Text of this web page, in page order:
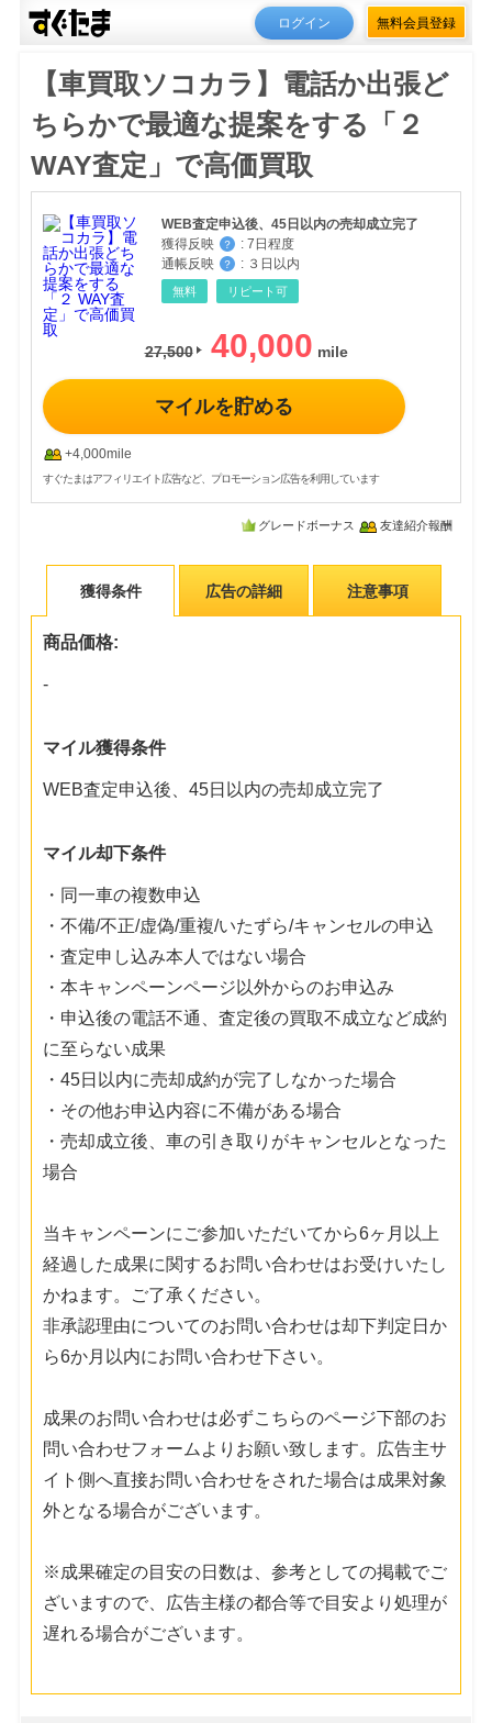
ログイン 無料会員登録
【車買取ソコカラ】電話か出張ど
ちらかで最適な提案をする「２
WAY査定」で高価買取
WEB査定申込後、45日以内の売却成立完了
獲得反映
？ : 7日程度
通帳反映
？ : ３日以内
無料 リピート可
27,500 40,000
マイルを貯める
+4,000mile
すぐたまはアフィリエイト広告など、プロモーション広告を利用しています
グレードボーナス 友達紹介報酬
獲得条件 広告の詳細 注意事項
商品価格:
-
マイル獲得条件
WEB査定申込後、45日以内の売却成立完了
マイル却下条件
・同一車の複数申込
・不備/不正/虚偽/重複/いたずら/キャンセルの申込
・査定申し込み本人ではない場合
・本キャンペーンページ以外からのお申込み
・申込後の電話不通、査定後の買取不成立など成約
に至らない成果
・45日以内に売却成約が完了しなかった場合
・その他お申込内容に不備がある場合
・売却成立後、車の引き取りがキャンセルとなった
場合
当キャンペーンにご参加いただいてから6ヶ月以上
経過した成果に関するお問い合わせはお受けいたし
かねます。ご了承ください。
非承認理由についてのお問い合わせは却下判定日か
ら6か月以内にお問い合わせ下さい。
成果のお問い合わせは必ずこちらのページ下部のお
問い合わせフォームよりお願い致します。広告主サ
イト側へ直接お問い合わせをされた場合は成果対象
外となる場合がございます。
※成果確定の目安の日数は、参考としての掲載でご
ざいますので、広告主様の都合等で目安より処理が
遅れる場合がございます。